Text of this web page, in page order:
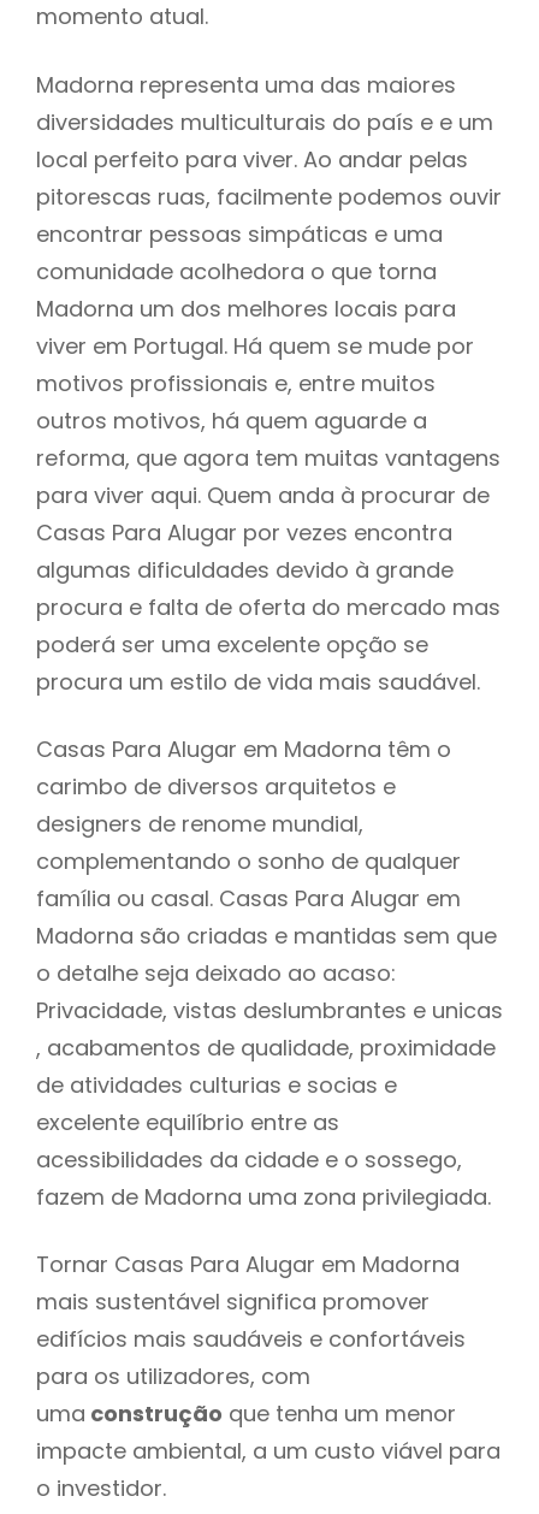
momento atual.
Madorna representa uma das maiores
diversidades multiculturais do país e e um
local perfeito para viver. Ao andar pelas
pitorescas ruas, facilmente podemos ouvir
encontrar pessoas simpáticas e uma
comunidade acolhedora o que torna
Madorna um dos melhores locais para
viver em Portugal. Há quem se mude por
motivos profissionais e, entre muitos
outros motivos, há quem aguarde a
reforma, que agora tem muitas vantagens
para viver aqui. Quem anda à procurar de
Casas Para Alugar por vezes encontra
algumas dificuldades devido à grande
procura e falta de oferta do mercado mas
poderá ser uma excelente opção se
procura um estilo de vida mais saudável.
Casas Para Alugar em Madorna têm o
carimbo de diversos arquitetos e
designers de renome mundial,
complementando o sonho de qualquer
família ou casal. Casas Para Alugar em
Madorna são criadas e mantidas sem que
o detalhe seja deixado ao acaso:
Privacidade, vistas deslumbrantes e unicas
, acabamentos de qualidade, proximidade
de atividades culturias e socias e
excelente equilíbrio entre as
acessibilidades da cidade e o sossego,
fazem de Madorna uma zona privilegiada.
Tornar Casas Para Alugar em Madorna
mais sustentável significa promover
edifícios mais saudáveis e confortáveis
para os utilizadores, com
uma construção que tenha um menor
impacte ambiental, a um custo viável para
o investidor.